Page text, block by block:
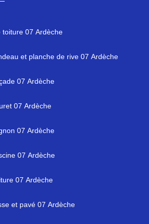
toiture 07 Ardèche
et planche de rive 07 Ardèche
07 Ardèche
07 Ardèche
07 Ardèche
07 Ardèche
07 Ardèche
et pavé 07 Ardèche